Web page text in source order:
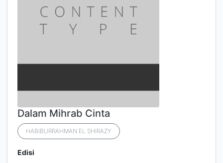
Dalam Mihrab Cinta
HABIBURRAHMAN EL SHIRAZY
Edisi